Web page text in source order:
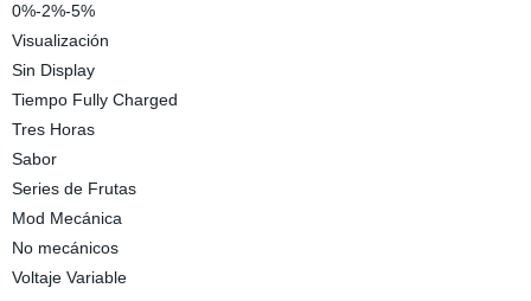
0%-2%-5%
Visualización
Sin Display
Tiempo Fully Charged
Tres Horas
Sabor
Series de Frutas
Mod Mecánica
No mecánicos
Voltaje Variable